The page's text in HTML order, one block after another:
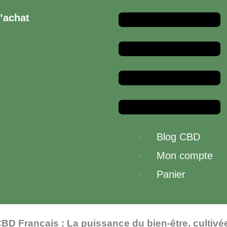
Menu
Blog CBD
Mon compte
Panier
Français : La puissance du bien-être,